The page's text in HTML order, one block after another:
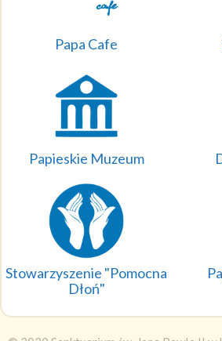
Papa Cafe
Papieskie Muzeum
Stowarzyszenie "Pomocna
Dłoń"